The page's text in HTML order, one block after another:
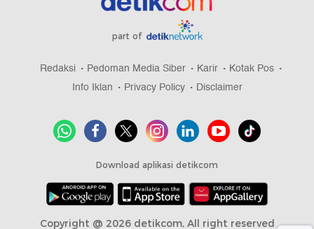
part of
Redaksi Pedoman Media Siber Karir
Kotak Pos
Info Iklan
Privacy Policy Disclaimer
Download aplikasi detikcom
Copyright @ 2026 detikcom, All right reserved